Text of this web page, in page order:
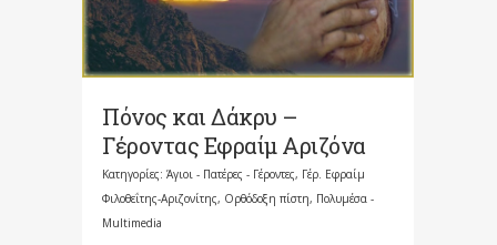
Πόνος και Δάκρυ –
Γέροντας Εφραίμ Αριζόνα
Κατηγορίες: Άγιοι - Πατέρες - Γέροντες, Γέρ. Εφραίμ
Φιλοθεΐτης-Αριζονίτης, Ορθόδοξη πίστη, Πολυμέσα -
Multimedia